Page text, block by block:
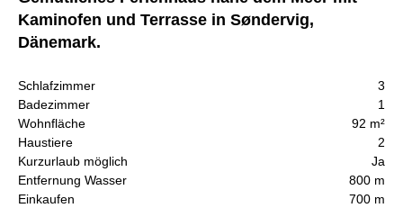
Kaminofen und Terrasse in Søndervig,
Dänemark.
Schlafzimmer
3
Badezimmer
1
Wohnfläche
92 m²
Haustiere
2
Kurzurlaub möglich
Ja
Entfernung Wasser
800 m
Einkaufen
700 m